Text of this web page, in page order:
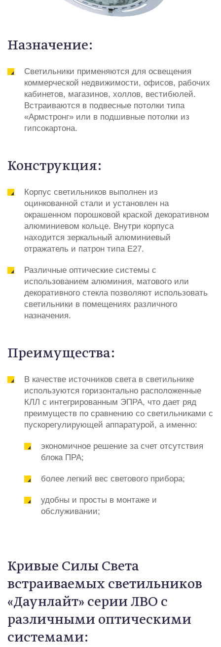
Назначение:
Светильники применяются для освещения
коммерческой недвижимости, офисов, рабочих
кабинетов, магазинов, холлов, вестибюлей.
Встраиваются в подвесные потолки типа
«Армстронг» или в подшивные потолки из
гипсокартона.
Конструкция:
Корпус светильников выполнен из
оцинкованной стали и установлен на
окрашенном порошковой краской декоративном
алюминиевом кольце. Внутри корпуса
находится зеркальный алюминиевый
отражатель и патрон типа Е27.
Различные оптические системы с
использованием алюминия, матового или
декоративного стекла позволяют использовать
светильники в помещениях различного
назначения.
Преимущества:
В качестве источников света в светильнике
используются горизонтально расположенные
КЛЛ с интегрированным ЭПРА, что дает ряд
преимуществ по сравнению со светильниками с
пускорегулирующей аппаратурой, а именно:
экономичное решение за счет отсутствия
блока ПРА;
более легкий вес светового прибора;
удобны и просты в монтаже и
обслуживании;
Кривые Силы Света
встраиваемых светильников
«Даунлайт» серии ЛВО с
различными оптическими
системами: